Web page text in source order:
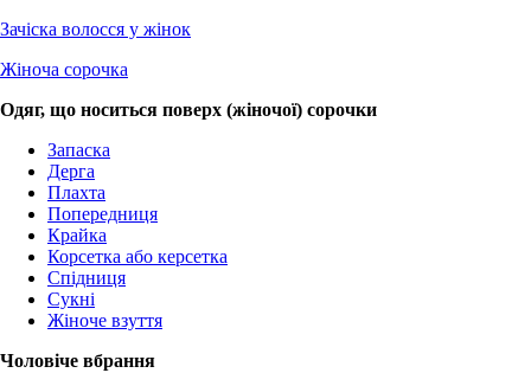
Зачіска волосся у жінок
Жіноча сорочка
Одяг, що носиться поверх (жіночої) сорочки
Запаска
Дерга
Плахта
Попередниця
Крайка
Корсетка або керсетка
Спідниця
Сукні
Жіноче взуття
Чоловіче вбрання